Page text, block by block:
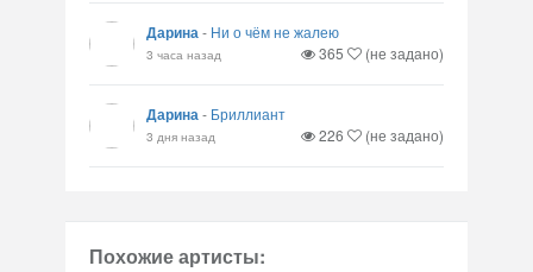
Дарина- Ни о чём не жалею
3 часа назад 365 (не задано)
Дарина- Бриллиант
3 дня назад 226 (не задано)
Похожие артисты: